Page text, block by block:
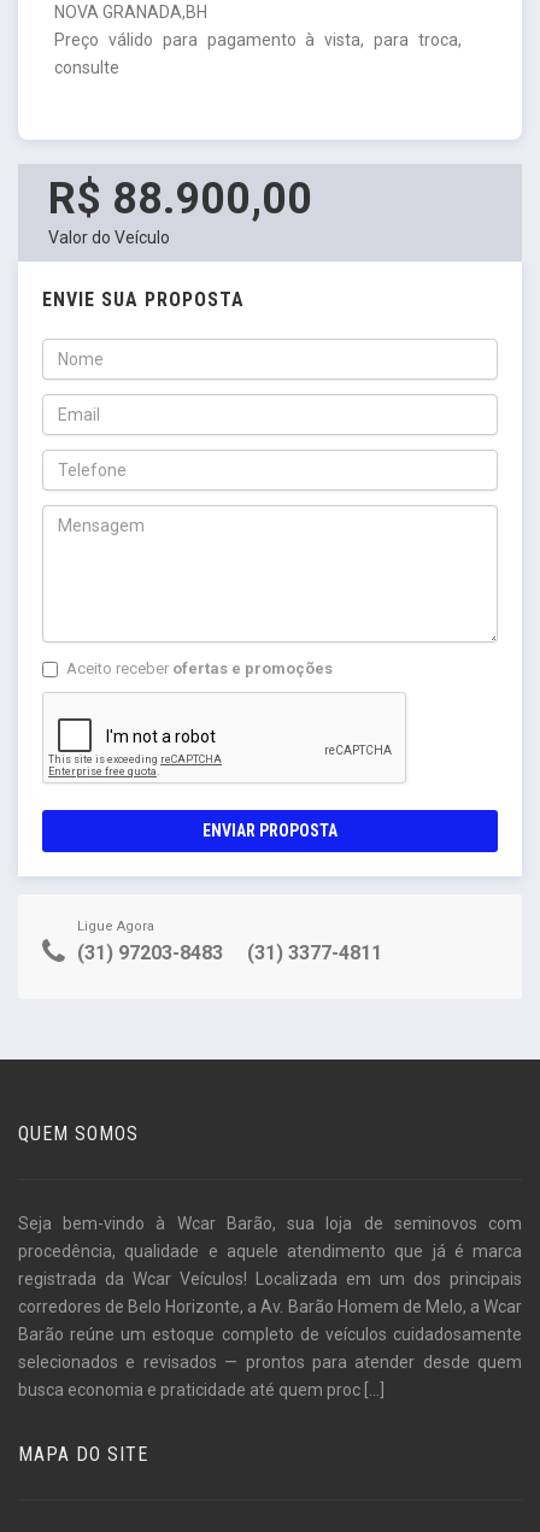
NOVA GRANADA,BH
Preço válido para pagamento à vista, para troca,
consulte
R$ 88.900,00
Valor do Veículo
ENVIE SUA PROPOSTA
Aceito receber ofertas e promoções
ENVIAR PROPOSTA
Ligue Agora
(31) 97203-8483 (31) 3377-4811
QUEM SOMOS
Seja bem-vindo à Wcar Barão, sua loja de seminovos com
procedência, qualidade e aquele atendimento que já é marca
registrada da Wcar Veículos! Localizada em um dos principais
corredores de Belo Horizonte, a Av. Barão Homem de Melo, a Wcar
Barão reúne um estoque completo de veículos cuidadosamente
selecionados e revisados — prontos para atender desde quem
busca economia e praticidade até quem proc [...]
MAPA DO SITE